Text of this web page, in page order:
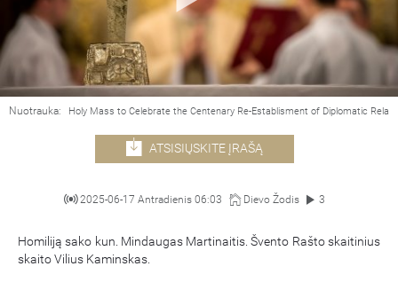
Nuotrauka: Holy Mass to Celebrate the Centenary Re-Establisment of Diplomatic
ATSISIŲSKITE ĮRAŠĄ
2025-06-17 Antradienis 06:03 Dievo Žodis 3
Homiliją sako kun. Mindaugas Martinaitis. Švento Rašto skaitinius
skaito Vilius Kaminskas.